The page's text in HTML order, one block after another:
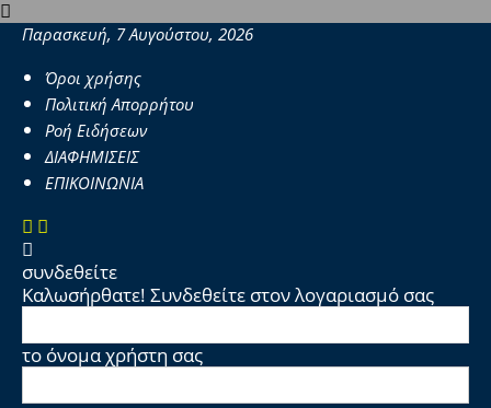
Παρασκευή, 7 Αυγούστου, 2026
Όροι χρήσης
Πολιτική Απορρήτου
Ροή Ειδήσεων
ΔΙΑΦΗΜΙΣΕΙΣ
ΕΠΙΚΟΙΝΩΝΙΑ
συνδεθείτε
Καλωσήρθατε! Συνδεθείτε στον λογαριασμό σας
το όνομα χρήστη σας